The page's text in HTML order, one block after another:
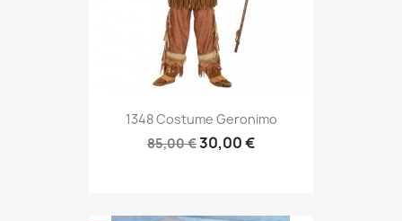
1348 Costume Geronimo
85,00 €30,00 €